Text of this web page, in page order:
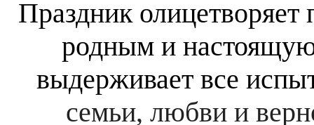
Праздник олицетворяет
родным и
выдерживает все
семьи, любви и